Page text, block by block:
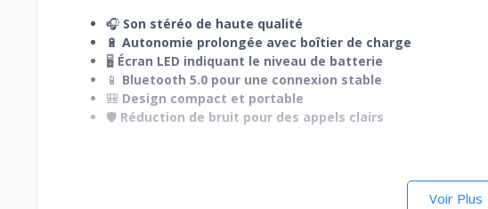
🎧 Son stéréo de haute qualité
🔋 Autonomie prolongée avec boîtier de charge
🖥️ Écran LED indiquant le niveau de batterie
📱 Bluetooth 5.0 pour une connexion stable
🎒 Design compact et portable
🛡️ Réduction de bruit pour des appels clairs
Voir Plus